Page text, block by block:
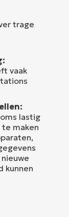
trage
vaak
lastig
te maken
kunnen